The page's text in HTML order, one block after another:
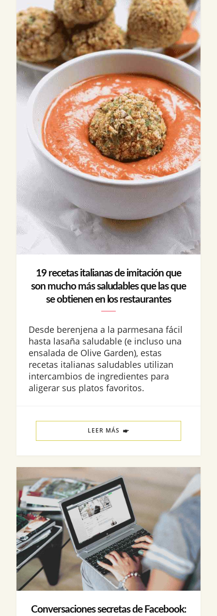
19 recetas italianas de imitación que
son mucho más saludables que las que
se obtienen en los restaurantes
Desde berenjena a la parmesana fácil
hasta lasaña saludable (e incluso una
ensalada de Olive Garden), estas
recetas italianas saludables utilizan
intercambios de ingredientes para
aligerar sus platos favoritos.
LEER MÁS
Conversaciones secretas de Facebook: